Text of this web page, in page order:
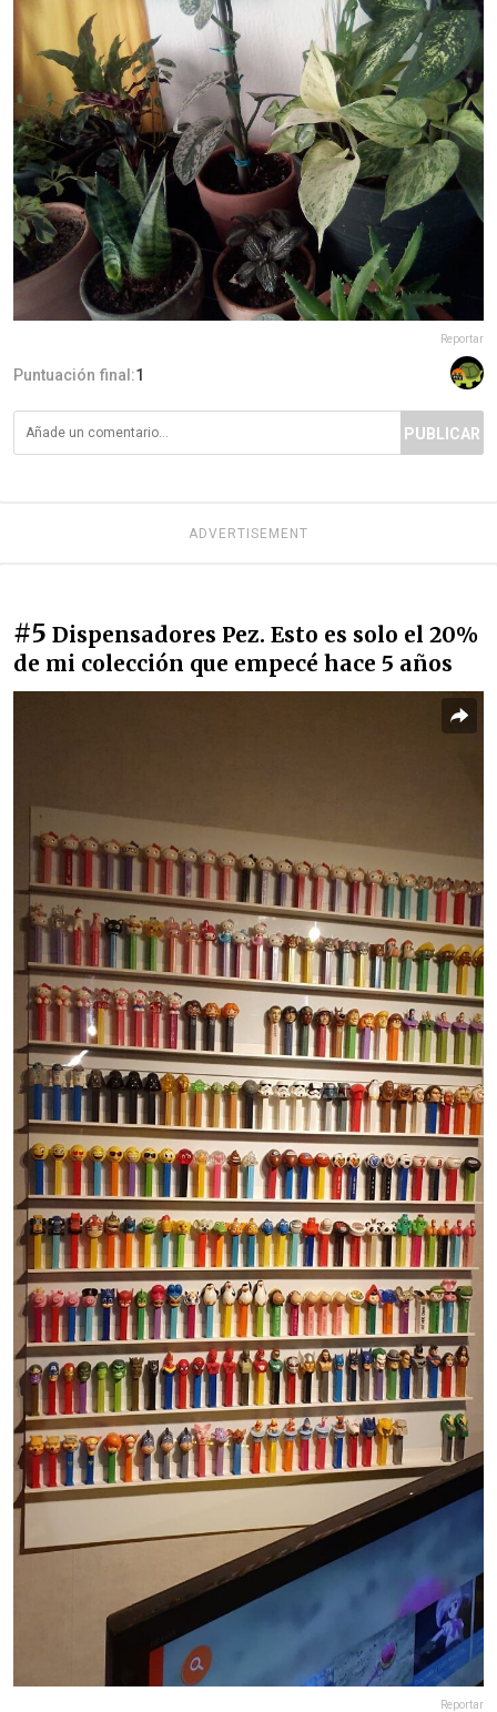
Reportar
Puntuación final:1
PUBLICAR
ADVERTISEMENT
#5 Dispensadores Pez. Esto es solo el 20%
de mi colección que empecé hace 5 años
Reportar